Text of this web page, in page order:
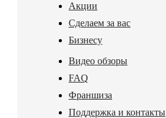
Акции
Сделаем за вас
Бизнесу
Видео обзоры
FAQ
Франшиза
Поддержка и контакты